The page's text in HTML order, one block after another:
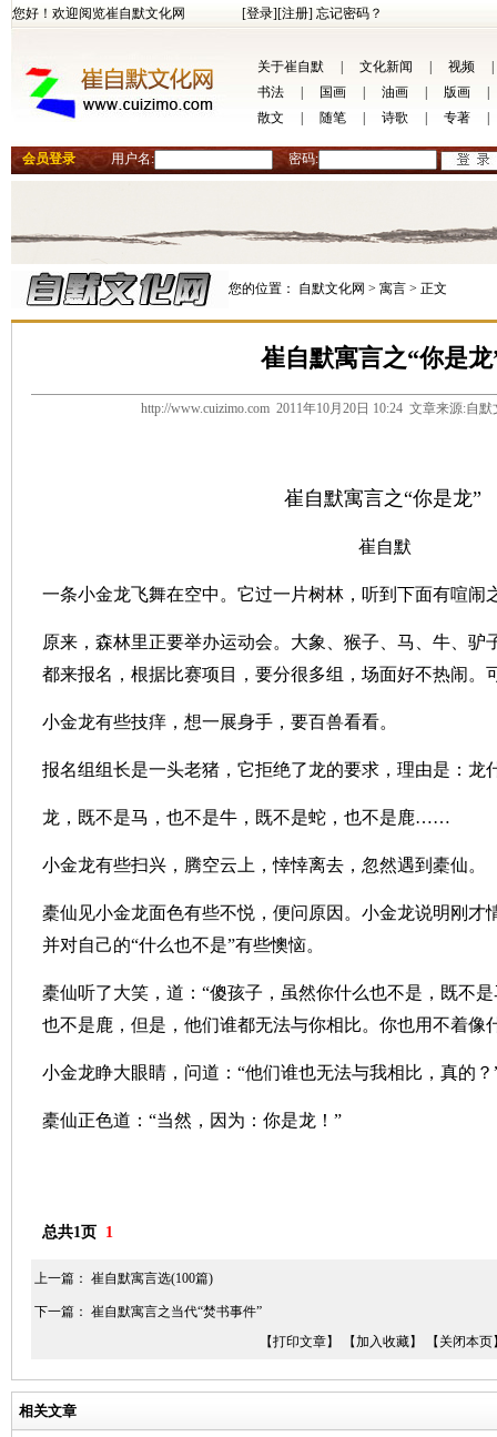
您好！欢迎阅览崔自默文化网 [登录][注册] 忘记密码？
关于崔自默 文化新闻 视频
书法
国画 油画 版画
散文
随笔 诗歌 专著
会员登录 用户名: 密码:
您的位置： 自默文化网 > 寓言 > 正文
崔自默寓言之“你是龙
http://www.cuizimo.com 2011年10月20日 10:24 文章来源:自
崔自默寓言之“你是龙”
崔自默
一条小金龙飞舞在空中。它过一片树林，听到下面有喧闹
原来，森林里正要举办运动会。大象、猴子、马、牛、
都来报名，根据比赛项目，要分很多组，场面好不热闹。
小金龙有些技痒，想一展身手，要百兽看看。
报名组组长是一头老猪，它拒绝了龙的要求，理由是：龙
龙，既不是马，也不是牛，既不是蛇，也不是鹿……
小金龙有些扫兴，腾空云上，悻悻离去，忽然遇到橐仙。
橐仙见小金龙面色有些不悦，便问原因。小金龙说明刚才
并对自己的“什么也不是”有些懊恼。
橐仙听了大笑，道：“傻孩子，虽然你什么也不是，既不
也不是鹿，但是，他们谁都无法与你相比。你也用不着像
小金龙睁大眼睛，问道：“他们谁也无法与我相比，真的？
橐仙正色道：“当然，因为：你是龙！”
总共1页 1
上一篇： 崔自默寓言选(100篇)
下一篇： 崔自默寓言之当代“焚书事件”
【打印文章】
【加入收藏】 【关闭本页
相关文章